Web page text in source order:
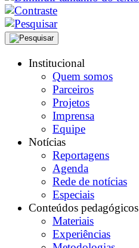
Institucional
Quem somos
Parceiros
Projetos
Imprensa
Equipe
Notícias
Reportagens
Agenda
Rede de notícias
Especiais
Conteúdos pedagógicos
Materiais
Experiências